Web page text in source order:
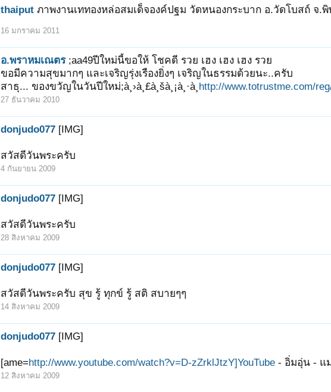
thaiput ภาพงานเททองหล่อสมเด็จองค์ปฐม วัดหนองกระบาก อ.วัดโบสถ์ จ.
16 มกราคม 2011
อ.พราหมเณตร ;aa49ปีใหม่นี้ขอให้ โชคดี รวย เฮง เฮง เฮง รวย
ขอมีความสุขมากๆ และเจริญรุ่งเรืองยิ่งๆ เจริญในธรรมด้วยนะ..ครับ
สาธุ... ของขวัญในวันปีใหม่;à¸›à¸£à¸šà¸¡à¸·à¸­ http://www.totrustme.com/reg/
27 ธันวาคม 2010
donjudo077 [IMG]
สวัสดีวันพระครับ
4 กันยายน 2009
donjudo077 [IMG]
สวัสดีวันพระครับ
28 สิงหาคม 2009
donjudo077 [IMG]
สวัสดีวันพระครับ สุข รู้ ทุกข์ รู้ สติ สบายๆๆ
14 สิงหาคม 2009
donjudo077 [IMG]
[ame=http://www.youtube.com/watch?v=D-zZrklJtzY]YouTube - อิ่มอุ่น - แ
12 สิงหาคม 2009